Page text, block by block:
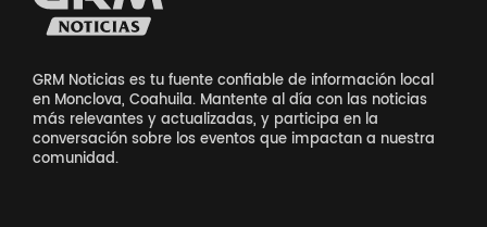
GRM Noticias es tu fuente confiable de información local
en Monclova, Coahuila. Mantente al día con las noticias
más relevantes y actualizadas, y participa en la
conversación sobre los eventos que impactan a nuestra
comunidad.